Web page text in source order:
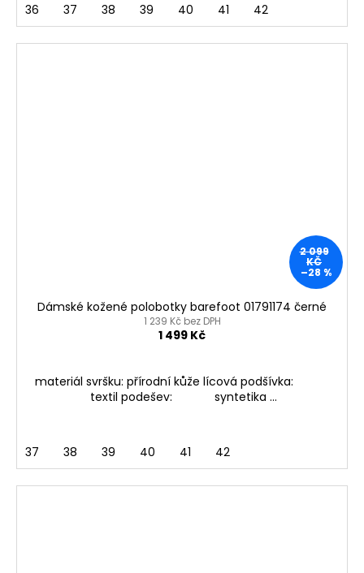
36 37 38 39 40 41 42
2 099
KČ
–28 %
Dámské kožené polobotky barefoot 01791174 černé
1 239 Kč bez DPH
1 499 Kč
materiál svršku: přírodní kůže lícová podšívka:
textil podešev: syntetika ...
37 38 39 40 41 42